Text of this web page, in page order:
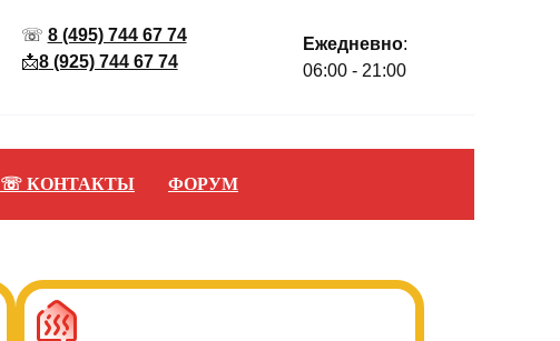
☏ 8 (495) 744 67 74
📩8 (925) 744 67 74
Ежедневно:
06:00 - 21:00
☏ КОНТАКТЫ ФОРУМ